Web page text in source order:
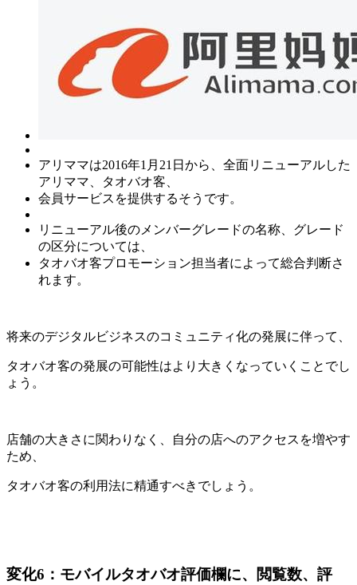
アリママは2016年1月21日から、全面リニューアルした
アリママ、タオバオ客、
会員サービスを提供するそうです。
リニューアル後のメンバーグレードの名称、グレード
の区分については、
タオバオ客プロモーション担当者によって総合判断さ
れます。
将来のデジタルビジネスのコミュニティ化の発展に伴って、
タオバオ客の発展の可能性はより大きくなっていくことでし
ょう。
店舗の大きさに関わりなく、自分の店へのアクセスを増やす
ため、
タオバオ客の利用法に精通すべきでしょう。
変化6：モバイルタオバオ評価欄に、閲覧数、評